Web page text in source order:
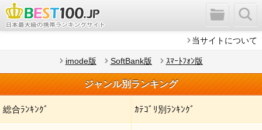
当サイトについて
imode版 SoftBank版 ｽﾏｰﾄﾌｫﾝ版
ジャンル別ランキング
総合ﾗﾝｷﾝｸﾞ ｶﾃｺﾞﾘ別ﾗﾝｷﾝｸﾞ